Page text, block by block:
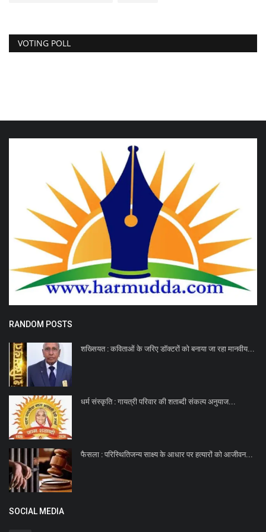
VOTING POLL
RANDOM POSTS
शख्सियत : कविताओं के जरिए डाॅक्टरों को बनाया जा रहा मानवीय...
धर्म संस्कृति : गायत्री परिवार की शताब्दी संकल्प अनुयाज...
फैसला : परिस्थितिजन्य साक्ष्य के आधार पर हत्यारों को आजीवन...
SOCIAL MEDIA